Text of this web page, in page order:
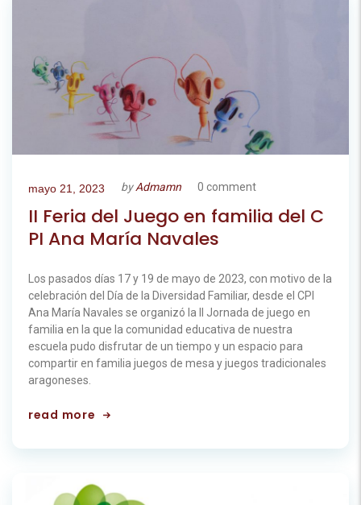
mayo 21, 2023 byAdmamn 0 comment
II Feria del Juego en familia del C
PI Ana María Navales
Los pasados días 17 y 19 de mayo de 2023, con motivo de la
celebración del Día de la Diversidad Familiar, desde el CPI
Ana María Navales se organizó la II Jornada de juego en
familia en la que la comunidad educativa de nuestra
escuela pudo disfrutar de un tiempo y un espacio para
compartir en familia juegos de mesa y juegos tradicionales
aragoneses.
read more